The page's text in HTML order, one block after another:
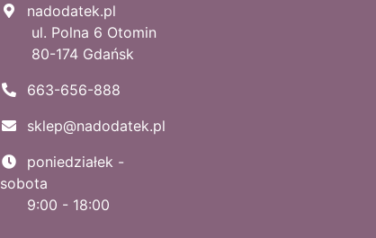
nadodatek.pl
ul. Polna 6 Otomin
80-174 Gdańsk
663-656-888
sklep@nadodatek.pl
poniedziałek -
sobota
9:00 - 18:00